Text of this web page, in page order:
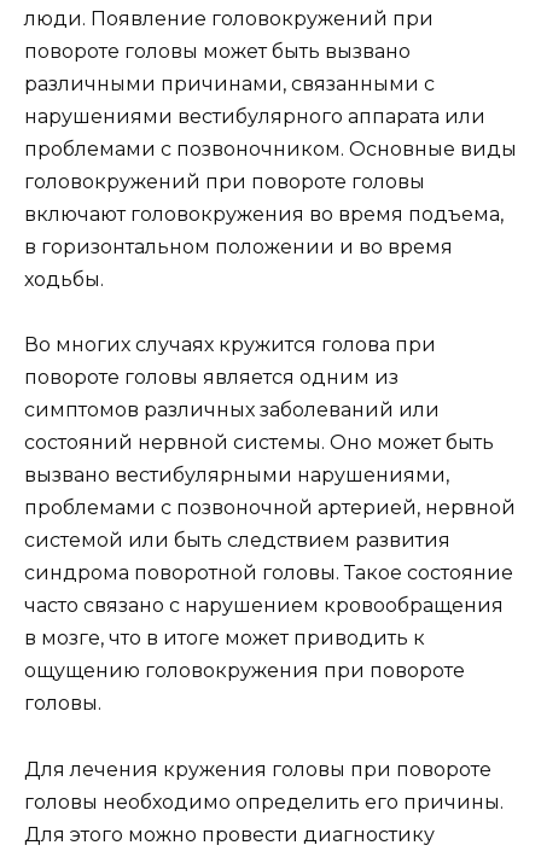
люди. Появление головокружений при
повороте головы может быть вызвано
различными причинами, связанными с
нарушениями вестибулярного аппарата или
проблемами с позвоночником. Основные виды
головокружений при повороте головы
включают головокружения во время подъема,
в горизонтальном положении и во время
ходьбы.
Во многих случаях кружится голова при
повороте головы является одним из
симптомов различных заболеваний или
состояний нервной системы. Оно может быть
вызвано вестибулярными нарушениями,
проблемами с позвоночной артерией, нервной
системой или быть следствием развития
синдрома поворотной головы. Такое состояние
часто связано с нарушением кровообращения
в мозге, что в итоге может приводить к
ощущению головокружения при повороте
головы.
Для лечения кружения головы при повороте
головы необходимо определить его причины.
Для этого можно провести диагностику